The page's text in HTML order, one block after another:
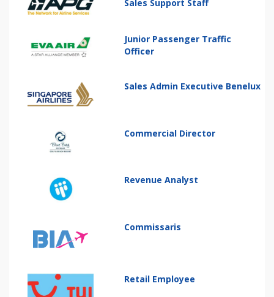
Sales Support Staff
Junior Passenger Traffic
Officer
Sales Admin Executive Benelux
Commercial Director
Revenue Analyst
Commissaris
Retail Employee